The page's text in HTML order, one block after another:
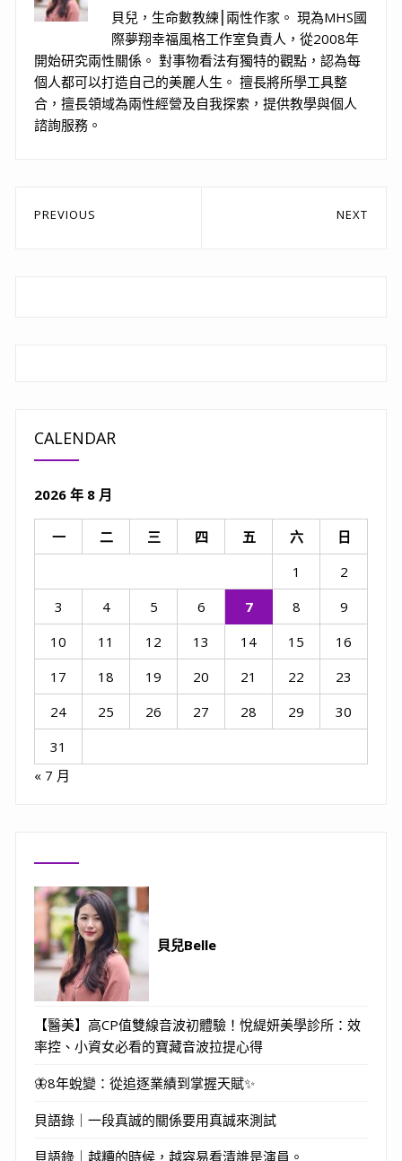
貝兒，生命數教練⎮兩性作家。 現為MHS國
際夢翔幸福風格工作室負責人，從2008年
開始研究兩性關係。 對事物看法有獨特的觀點，認為每
個人都可以打造自己的美麗人生。 擅長將所學工具整
合，擅長領域為兩性經營及自我探索，提供教學與個人
諮詢服務。
文
PREVIOUS NEXT
CALENDAR
2026 年 8 月
一 二 三 四 五 六
日
1
2
3
4 5 6 7 8
9
10
11 12 13 14 15
16
17
18 19 20 21 22
23
24
25 26 27 28 29
30
31
« 7 月
貝兒Belle
【醫美】高CP值雙線音波初體驗！悅緹妍美學診所：效
率控、小資女必看的寶藏音波拉提心得
🦋8年蛻變：從追逐業績到掌握天賦✨
貝語錄｜一段真誠的關係要用真誠來測試
貝語錄｜越糟的時候，越容易看清誰是演員。